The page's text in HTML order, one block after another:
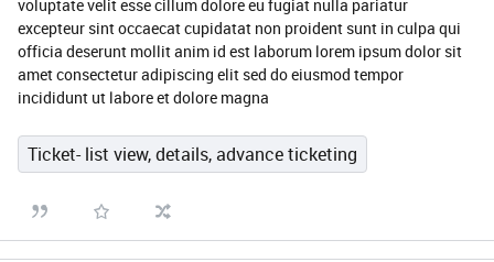
voluptate velit esse cillum dolore eu fugiat nulla pariatur
excepteur sint occaecat cupidatat non proident sunt in culpa qui
officia deserunt mollit anim id est laborum lorem ipsum dolor sit
amet consectetur adipiscing elit sed do eiusmod tempor
incididunt ut labore et dolore magna
Ticket- list view, details, advance ticketing